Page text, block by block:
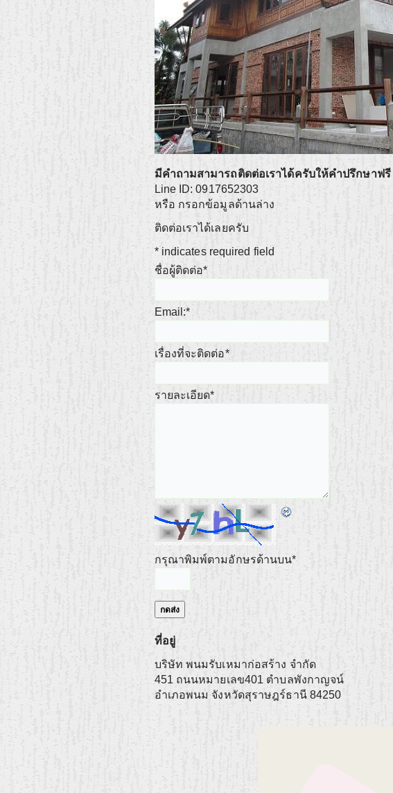
มีคำถามสามารถติดต่อเราได้ครับให้คำปรึกษาฟรี
Line ID: 0917652303
หรือ กรอกข้อมูลด้านล่าง
ติดต่อเราได้เลยครับ
* indicates required field
ชื่อผู้ติดต่อ*
Email:*
เรื่องที่จะติดต่อ*
รายละเอียด*
กรุณาพิมพ์ตามอักษรด้านบน*
ที่อยู่
บริษัท พนมรับเหมาก่อสร้าง จำกัด
451 ถนนหมายเลข401 ตำบลพังกาญจน์
อำเภอพนม จังหวัดสุราษฎร์ธานี 84250